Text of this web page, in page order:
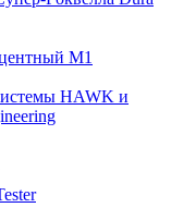
М1
HAWK и